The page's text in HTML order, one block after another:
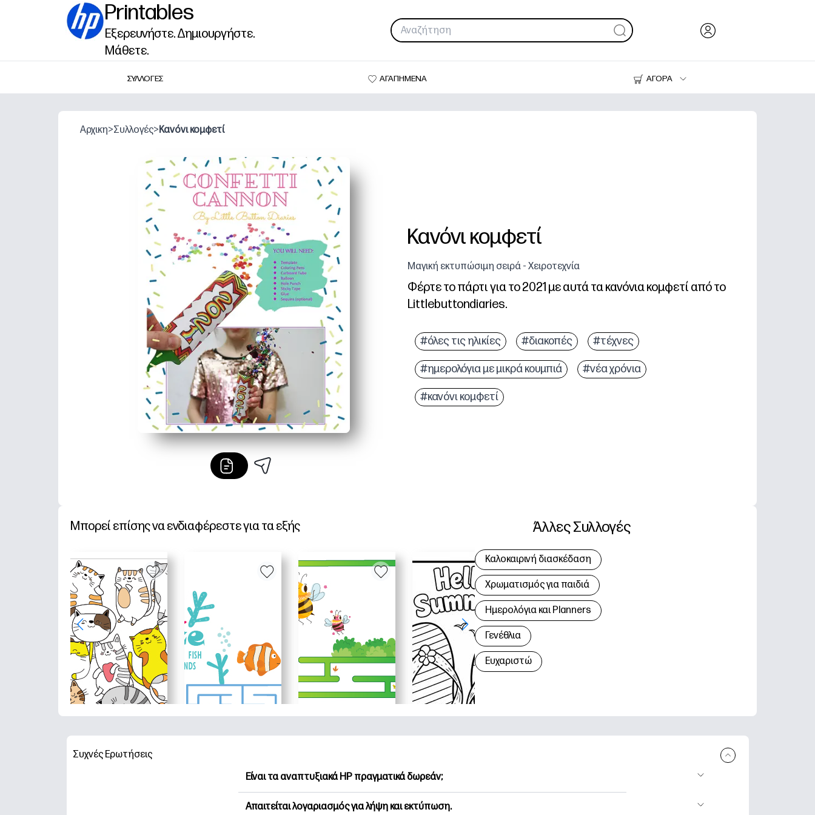
Printables
Εξερευνήστε. Δημιουργήστε.
Μάθετε.
ΣΥΛΛΟΓΕΣ ΑΓΑΠΗΜΕΝΑ
ΑΓΟΡΑ
Εκτυπωτές
Αρχικη>Συλλογές>Κανόνι κομφετί
Κανόνι κομφετί
Μαγική εκτυπώσιμη σειρά - Χειροτεχνία
Φέρτε το πάρτι για το 2021 με αυτά τα κανόνια κομφετί από το
Littlebuttondiaries.
#όλες τις ηλικίες #διακοπές #τέχνες
#ημερολόγια με μικρά κουμπιά #νέα χρόνια
#κανόνι κομφετί
Μπορεί επίσης να ενδιαφέρεστε για τα εξής Άλλες Συλλογές
Καλοκαιρινή διασκέδαση
Χρωματισμός για παιδιά
Hμερολόγια και Planners
Γενέθλια
Ευχαριστώ
Συχνές Ερωτήσεις
Είναι τα αναπτυξιακά HP πραγματικά δωρεάν;
Η HP Printables προσφέρει 2,500+ δωρεάν εκτυπώσιμα για λήψη και εκτύπωση.
Απαιτείται λογαριασμός για λήψη και εκτύπωση.